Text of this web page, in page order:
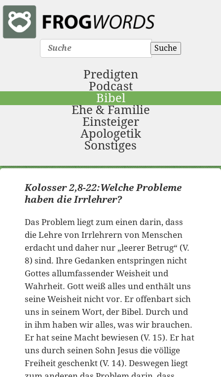
Suche
Predigten
Podcast
Bibel
Ehe & Familie
Einsteiger
Apologetik
Sonstiges
Kolosser 2,8-22:Welche Probleme
haben die Irrlehrer?
Das Problem liegt zum einen darin, dass
die Lehre von Irrlehrern von Menschen
erdacht und daher nur „leerer Betrug“ (V.
8) sind. Ihre Gedanken entspringen nicht
Gottes allumfassender Weisheit und
Wahrheit. Gott weiß alles und enthält uns
seine Weisheit nicht vor. Er offenbart sich
uns in seinem Wort, der Bibel. Durch und
in ihm haben wir alles, was wir brauchen.
Er hat seine Macht bewiesen (V. 15). Er hat
uns durch seinen Sohn Jesus die völlige
Freiheit geschenkt (V. 14). Deswegen liegt